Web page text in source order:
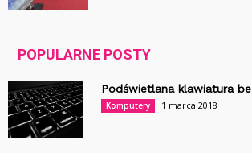
POPULARNE POSTY
Podświetlana klawiatura
Komputery 1 marca 2018